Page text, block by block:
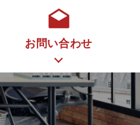
お問い合わせ